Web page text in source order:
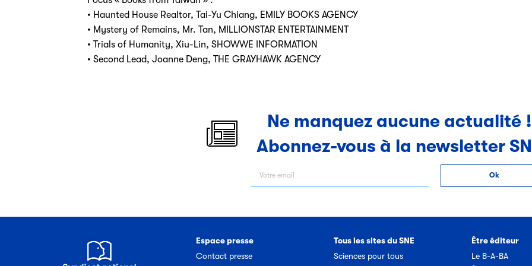
• Haunted House Realtor, Tai-Yu Chiang, EMILY BOOKS AGENCY
• Mystery of Remains, Mr. Tan, MILLIONSTAR ENTERTAINMENT
• Trials of Humanity, Xiu-Lin, SHOWWE INFORMATION
• Second Lead, Joanne Deng, THE GRAYHAWK AGENCY
Ne manquez aucune actualité !
Abonnez-vous à la newsletter
Espace presse
Contact presse
Tous les sites du SNE
Sciences pour tous
Être éditeur
Le B-A-BA